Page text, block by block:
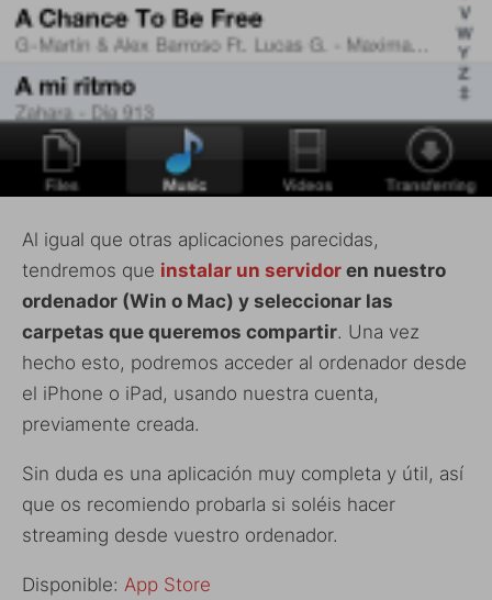
Al igual que otras aplicaciones parecidas,
tendremos que instalar un servidor en nuestro
ordenador (Win o Mac) y seleccionar las
carpetas que queremos compartir. Una vez
hecho esto, podremos acceder al ordenador desde
el iPhone o iPad, usando nuestra cuenta,
previamente creada.
Sin duda es una aplicación muy completa y útil, así
que os recomiendo probarla si soléis hacer
streaming desde vuestro ordenador.
Disponible: App Store